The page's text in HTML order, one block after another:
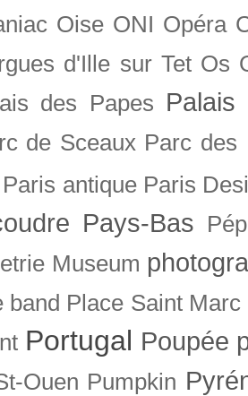
Oise ONI Opéra
d'Ille sur Tet Os
des Papes Palais
de Sceaux Parc des
Paris antique Paris
Pays-Bas
Museum
band Place Saint Marc
Portugal Poupée
Ouen Pumpkin